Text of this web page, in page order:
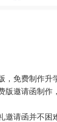
，免费制作
版邀请函制
邀请函并不